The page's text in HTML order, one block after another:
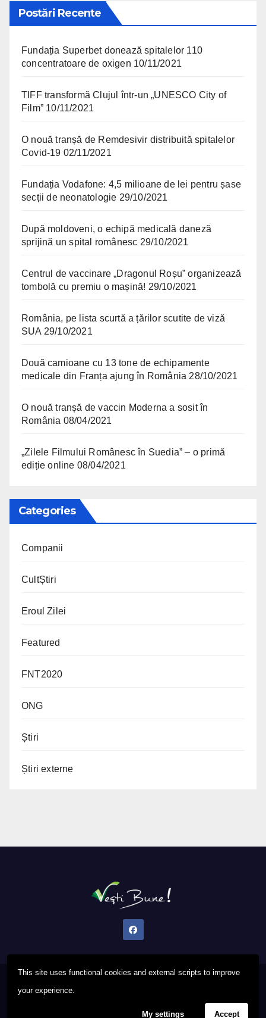
This site uses functional cookies and external scripts to improve
your experience.
My settings Accept
Postări Recente
Fundația Superbet donează spitalelor 110
concentratoare de oxigen 10/11/2021
TIFF transformă Clujul într-un „UNESCO City of
Film” 10/11/2021
O nouă tranșă de Remdesivir distribuită spitalelor
Covid-19 02/11/2021
Fundația Vodafone: 4,5 milioane de lei pentru șase
secții de neonatologie 29/10/2021
După moldoveni, o echipă medicală daneză
sprijină un spital românesc 29/10/2021
Centrul de vaccinare „Dragonul Roșu” organizează
tombolă cu premiu o mașină! 29/10/2021
România, pe lista scurtă a țărilor scutite de viză
SUA 29/10/2021
Două camioane cu 13 tone de echipamente
medicale din Franța ajung în România 28/10/2021
O nouă tranșă de vaccin Moderna a sosit în
România 08/04/2021
„Zilele Filmului Românesc în Suedia” – o primă
ediție online 08/04/2021
Categories
Companii
CultȘtiri
Eroul Zilei
Featured
FNT2020
ONG
Știri
Știri externe
Proudly powered by WordPress
Privacy PolicyFAQ